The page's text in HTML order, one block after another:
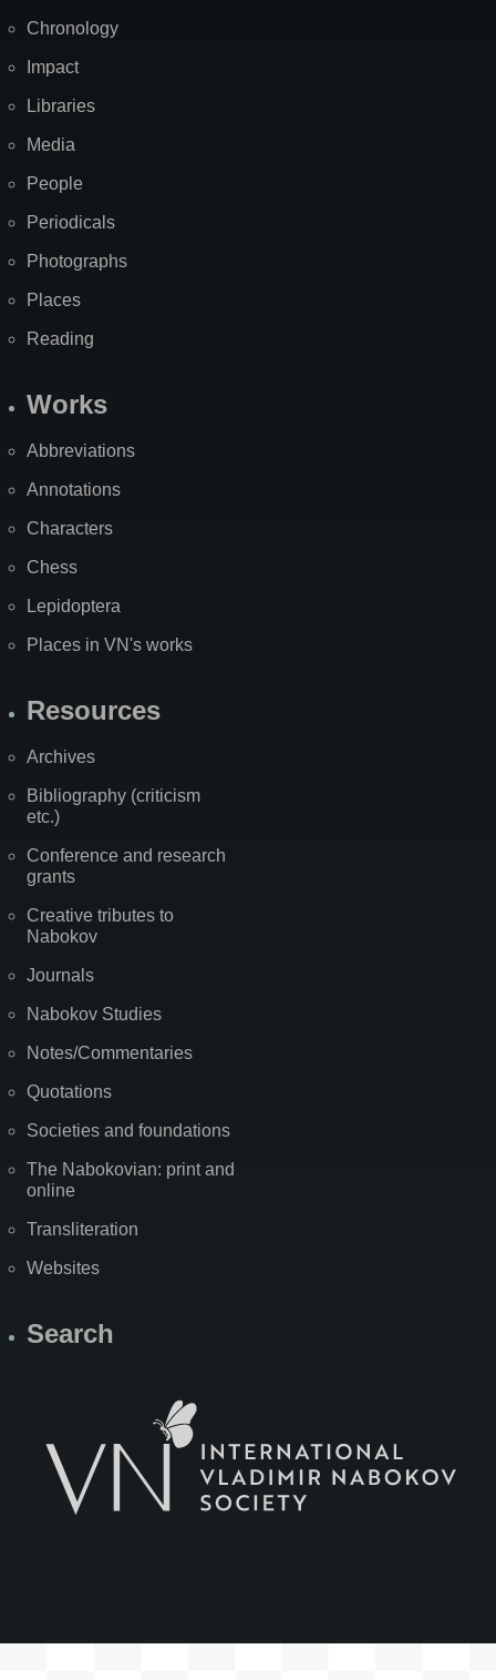
Chronology
Impact
Libraries
Media
People
Periodicals
Photographs
Places
Reading
Works
Abbreviations
Annotations
Characters
Chess
Lepidoptera
Places in VN's works
Resources
Archives
Bibliography (criticism
etc.)
Conference and research
grants
Creative tributes to
Nabokov
Journals
Nabokov Studies
Notes/Commentaries
Quotations
Societies and foundations
The Nabokovian: print and
online
Transliteration
Websites
Search